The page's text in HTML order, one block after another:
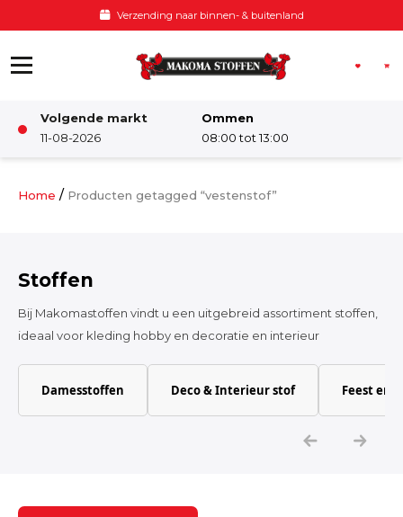
Verzending naar binnen- & buitenland
Volgende markt
11-08-2026
Ommen
08:00 tot 13:00
Damesstoffen
Katoen
Home / Producten getagged “vestenstof”
Stoffen
Bij Makomastoffen vindt u een uitgebreid assortiment stoffen,
ideaal voor kleding hobby en decoratie en interieur
Damesstoffen Deco & Interieur stof Feest en